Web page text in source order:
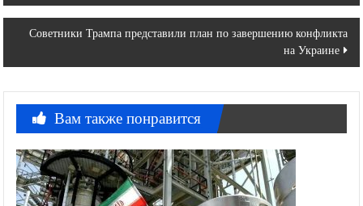
по
записям
Советники Трампа представили план по завершению конфликта
на Украине
Вам также понравится